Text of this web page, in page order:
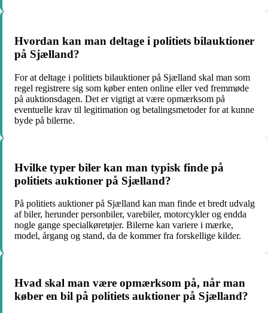
Hvordan kan man deltage i politiets bilauktioner
på Sjælland?
For at deltage i politiets bilauktioner på Sjælland skal man som
regel registrere sig som køber enten online eller ved fremmøde
på auktionsdagen. Det er vigtigt at være opmærksom på
eventuelle krav til legitimation og betalingsmetoder for at kunne
byde på bilerne.
Hvilke typer biler kan man typisk finde på
politiets auktioner på Sjælland?
På politiets auktioner på Sjælland kan man finde et bredt udvalg
af biler, herunder personbiler, varebiler, motorcykler og endda
nogle gange specialkøretøjer. Bilerne kan variere i mærke,
model, årgang og stand, da de kommer fra forskellige kilder.
Hvad skal man være opmærksom på, når man
køber en bil på politiets auktioner på Sjælland?